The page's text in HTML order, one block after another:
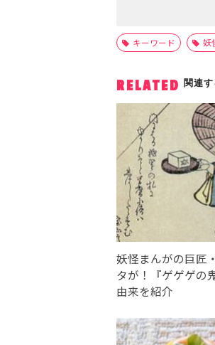
キーワード 妖
RELATED 関連
妖怪まんがの巨匠
タが！『ゲゲゲの
由来を紹介